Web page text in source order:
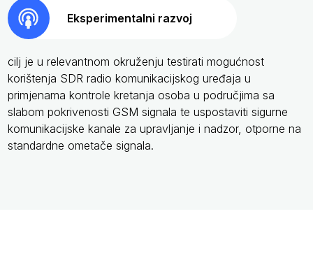
Eksperimentalni razvoj
cilj je u relevantnom okruženju testirati mogućnost
korištenja SDR radio komunikacijskog uređaja u
primjenama kontrole kretanja osoba u područjima sa
slabom pokrivenosti GSM signala te uspostaviti sigurne
komunikacijske kanale za upravljanje i nadzor, otporne na
standardne ometače signala.